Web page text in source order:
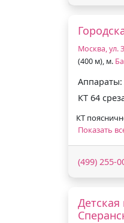
Москва, ул.
(400 м), м.
Аппараты:
КТ 64
КТ
Показать
(499) 255-